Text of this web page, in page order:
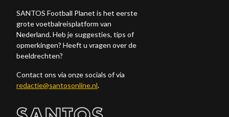
SANTOS Football Planet is het eerste
grote voetbalreisplatform van
Nederland. Heb je suggesties, tips of
opmerkingen? Heeft u vragen over de
beeldrechten?
Contact ons via onze socials of via
redactie@santosonline.nl.